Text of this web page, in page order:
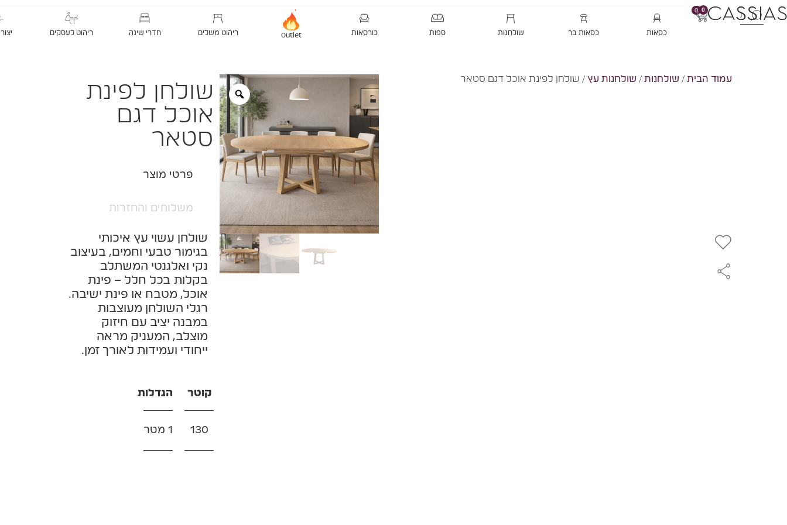
0 0
כסאות כסאות בר שולחנות ספות כורסאות Outlet ריהוט משלים חדרי שינה ריהוט לעסקים
עמוד הבית / שולחנות / שולחנות עץ / שולחן לפינת אוכל דגם סטאר
שולחן לפינת
אוכל דגם
סטאר
פרטי מוצר
משלוחים והחזרות
שולחן עשוי עץ איכותי
בגימור טבעי וחמים, בעיצוב
נקי ואלגנטי המשתלב
בקלות בכל חלל – פינת
אוכל, מטבח או פינת ישיבה.
רגלי השולחן מעוצבות
במבנה יציב עם חיזוק
מוצלב, המעניק מראה
ייחודי ועמידות לאורך זמן.
קוטר
130
הגדלות
1 מטר